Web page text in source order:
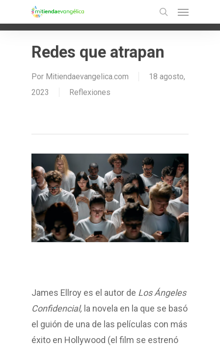
to
search
Redes que atrapan
Por Mitiendaevangelica.com
18 agosto,
2023
Reflexiones
James Ellroy es el autor de Los Ángeles
Confidencial, la novela en la que se basó
el guión de una de las películas con más
éxito en Hollywood (el film se estrenó
Ir a la versión móvil